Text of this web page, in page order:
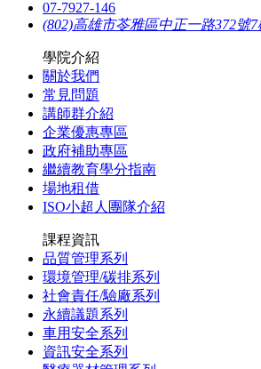
07-7927-146
(802)高雄市苓雅區中正一路372號7
學院介紹
關於我們
常見問題
講師群介紹
企業優惠專區
政府補助專區
繼續教育學分指南
場地租借
ISO小超人團隊介紹
課程資訊
品質管理系列
環境管理/碳排系列
社會責任/驗廠系列
永續議題系列
車用安全系列
資訊安全系列